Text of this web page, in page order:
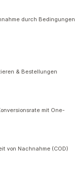
durch Bedingungen
& Bestellungen
mit One-
von Nachnahme (COD)